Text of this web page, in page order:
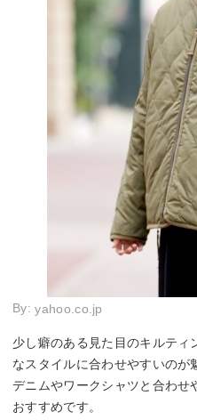
By:yahoo.co.jp
少し癖のある見た目のキルティ
なスタイルに合わせやすいのが
デニムやワークシャツと合わせ
おすすめです。